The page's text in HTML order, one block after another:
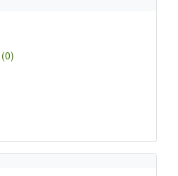
(0)